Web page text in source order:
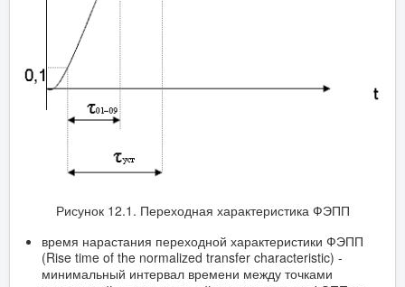
Рисунок 12.1. Переходная характеристика ФЭПП
время нарастания переходной характеристики ФЭПП
(Rise time of the normalized transfer characteristic) -
минимальный интервал времени между точками